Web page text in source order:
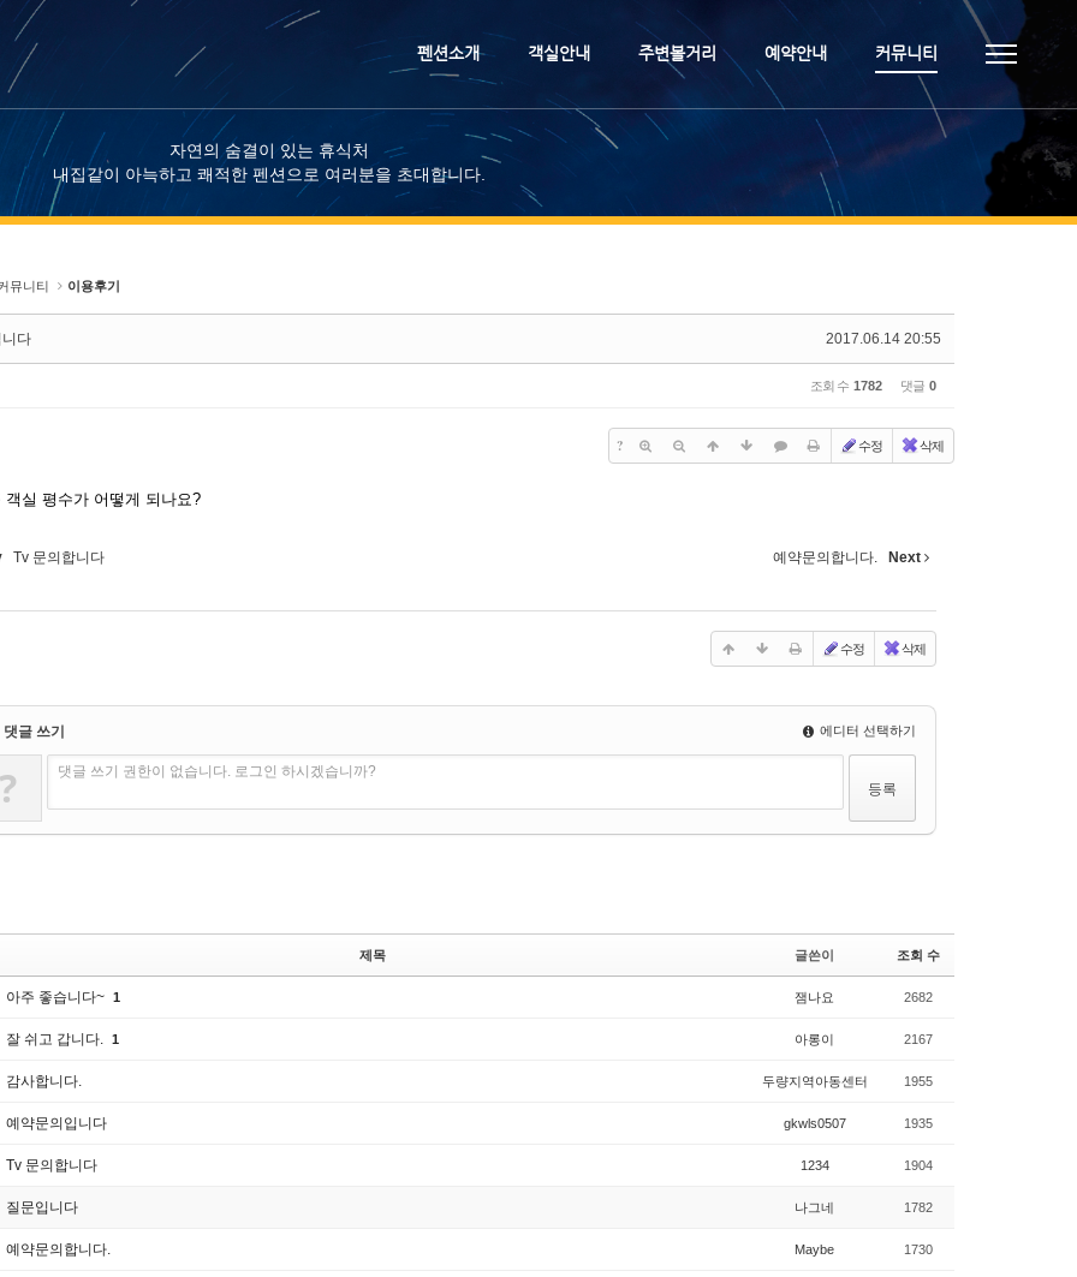
메뉴 건너뛰기
펜션소개
객실안내 주변볼거리 예약안내 커뮤니티
자연의 숨결이 있는 휴식처
내집같이 아늑하고 쾌적한 펜션으로 여러분을 초대합니다.
뮤니티 이용후기
2017.06.14 20:55
다
조회 수 1782 댓글 0
? 수정 삭제
객실 평수가 어떻게 되나요?
Tv 문의합니다 예약문의합니다. Next
수정 삭제
댓글 쓰기 에디터 선택하기
? 댓글 쓰기 권한이 없습니다. 로그인 하시겠습니까?
제목 글쓴이 조회 수
아주 좋습니다~ 1 잼나요 2682
잘 쉬고 갑니다. 1 아롱이 2167
감사합니다. 두량지역아동센터 1955
예약문의입니다 gkwls0507 1935
Tv 문의합니다 1234 1904
질문입니다 나그네 1782
예약문의합니다. Maybe 1730